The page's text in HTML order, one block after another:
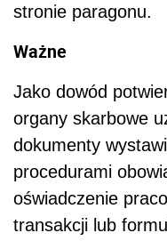
stronie paragonu.
Ważne
Jako dowód
organy skarbowe
dokumenty
procedurami
oświadczenie
transakcji lub